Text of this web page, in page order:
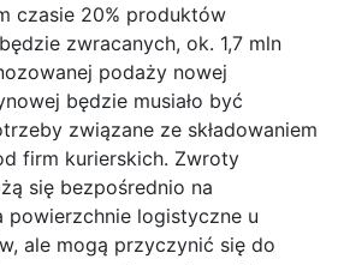
czasie 20% produktów
zwracanych, ok. 1,7 mln
podaży nowej
będzie musiało być
związane ze składowaniem
firm kurierskich. Zwroty
się bezpośrednio na
powierzchnie logistyczne u
ale mogą przyczynić się do